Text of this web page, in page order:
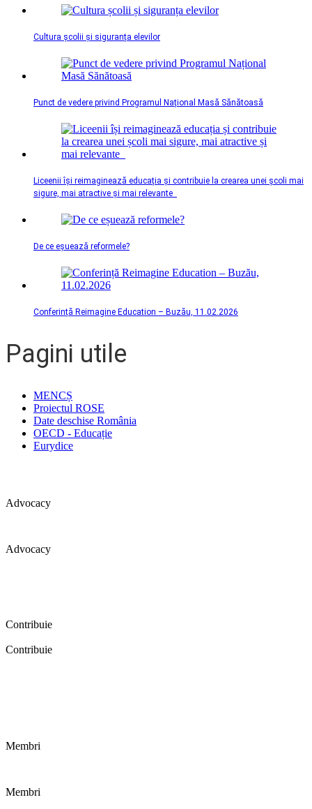
Cultura școlii și siguranța elevilor
Punct de vedere privind Programul Național Masă Sănătoasă
Liceenii își reimaginează educația și contribuie la crearea unei școli mai
sigure, mai atractive și mai relevante
De ce eșuează reformele?
Conferință Reimagine Education – Buzău, 11.02.2026
Pagini utile
MENCȘ
Proiectul ROSE
Date deschise România
OECD - Educație
Eurydice
Advocacy
Advocacy
Contribuie
Contribuie
Membri
Membri